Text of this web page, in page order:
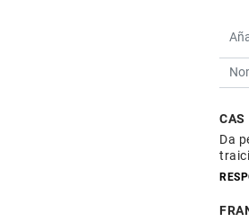
CAS
Da